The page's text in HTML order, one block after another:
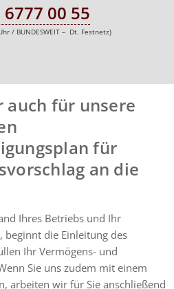
6777 00 55
/ BUNDESWEIT – Dt. Festnetz)
für unsere
für
an die
Ihres Betriebs und Ihr
beginnt die Einleitung des
Ihr Vermögens- und
Sie uns zudem mit einem
arbeiten wir für Sie anschließend